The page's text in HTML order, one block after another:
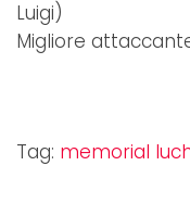
Luigi)
Migliore
Tag: memorial